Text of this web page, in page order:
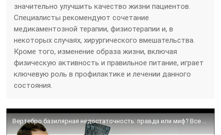
значительно улучшить качество жизни пациентов.
Специалисты рекомендуют сочетание
медикаментозной терапии, физиотерапии и, в
некоторых случаях, хирургического вмешательства.
Кроме того, изменение образа жизни, включая
физическую активность и правильное питание, играет
ключевую роль в профилактике и лечении данного
состояния.